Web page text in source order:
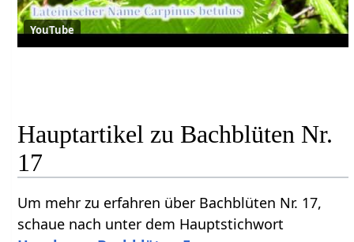
YouTube
Hauptartikel zu Bachblüten Nr.
17
Um mehr zu erfahren über Bachblüten Nr. 17,
schaue nach unter dem Hauptstichwort